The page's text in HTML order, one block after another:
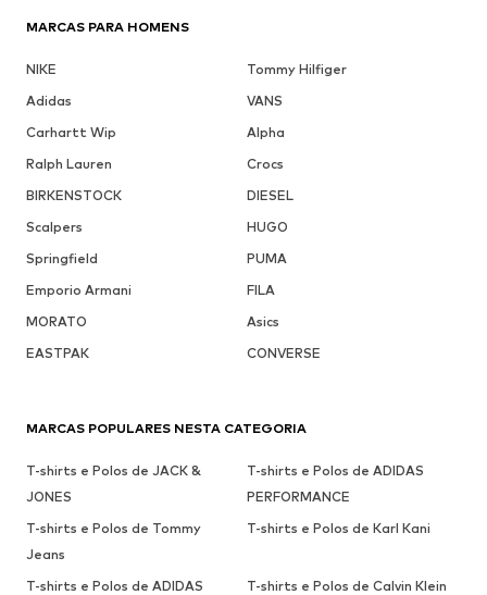
MARCAS PARA HOMENS
NIKE
Tommy Hilfiger
Adidas
VANS
Carhartt Wip
Alpha
Ralph Lauren
Crocs
BIRKENSTOCK
DIESEL
Scalpers
HUGO
Springfield
PUMA
Emporio Armani
FILA
MORATO
Asics
EASTPAK
CONVERSE
MARCAS POPULARES NESTA CATEGORIA
T-shirts e Polos de JACK &
JONES
T-shirts e Polos de ADIDAS
PERFORMANCE
T-shirts e Polos de Tommy
Jeans
T-shirts e Polos de Karl Kani
T-shirts e Polos de ADIDAS
T-shirts e Polos de Calvin Klein